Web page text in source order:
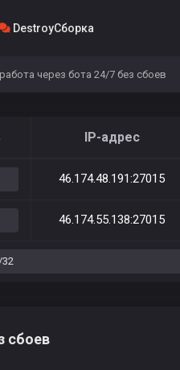
DestroyСборка
через бота 24/7 без сбоев
IP-адрес
46.174.48.191:27015
46.174.55.138:27015
32
сбоев